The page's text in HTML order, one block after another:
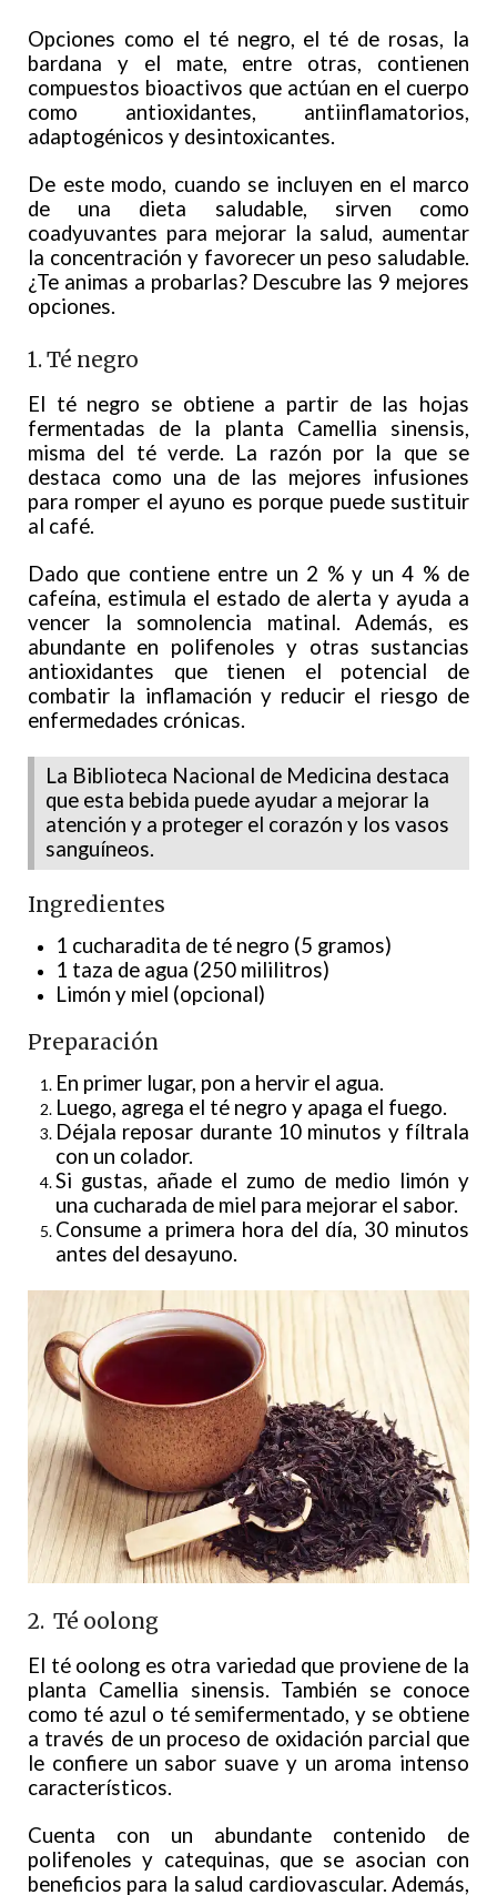
Opciones como el té negro, el té de rosas, la
bardana y el mate, entre otras, contienen
compuestos bioactivos que actúan en el cuerpo
como antioxidantes, antiinflamatorios,
adaptogénicos y desintoxicantes.
De este modo, cuando se incluyen en el marco
de una dieta saludable, sirven como
coadyuvantes para mejorar la salud, aumentar
la concentración y favorecer un peso saludable.
¿Te animas a probarlas? Descubre las 9 mejores
opciones.
1. Té negro
El té negro se obtiene a partir de las hojas
fermentadas de la planta Camellia sinensis,
misma del té verde. La razón por la que se
destaca como una de las mejores infusiones
para romper el ayuno es porque puede sustituir
al café.
Dado que contiene entre un 2 % y un 4 % de
cafeína, estimula el estado de alerta y ayuda a
vencer la somnolencia matinal. Además, es
abundante en polifenoles y otras sustancias
antioxidantes que tienen el potencial de
combatir la inflamación y reducir el riesgo de
enfermedades crónicas.
La Biblioteca Nacional de Medicina destaca
que esta bebida puede ayudar a mejorar la
atención y a proteger el corazón y los vasos
sanguíneos.
Ingredientes
1 cucharadita de té negro (5 gramos)
1 taza de agua (250 mililitros)
Limón y miel (opcional)
Preparación
En primer lugar, pon a hervir el agua.
Luego, agrega el té negro y apaga el fuego.
Déjala reposar durante 10 minutos y fíltrala
con un colador.
Si gustas, añade el zumo de medio limón y
una cucharada de miel para mejorar el sabor.
Consume a primera hora del día, 30 minutos
antes del desayuno.
2. Té oolong
El té oolong es otra variedad que proviene de la
planta Camellia sinensis. También se conoce
como té azul o té semifermentado, y se obtiene
a través de un proceso de oxidación parcial que
le confiere un sabor suave y un aroma intenso
característicos.
Cuenta con un abundante contenido de
polifenoles y catequinas, que se asocian con
beneficios para la salud cardiovascular. Además,